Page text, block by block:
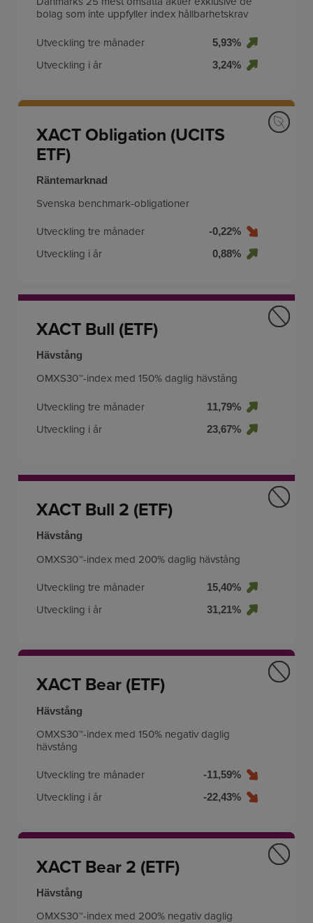
bolag som inte uppfyller index hållbarhetskrav
Utveckling tre månader
5,93%
Utveckling i år 3,24%
XACT Obligation (UCITS
ETF)
Räntemarknad
Svenska benchmark-obligationer
Utveckling tre månader
-0,22%
Utveckling i år 0,88%
XACT Bull (ETF)
Hävstång
OMXS30™-index med 150% daglig hävstång
Utveckling tre månader
11,79%
Utveckling i år 23,67%
XACT Bull 2 (ETF)
Hävstång
OMXS30™-index med 200% daglig hävstång
Utveckling tre månader
15,40%
Utveckling i år 31,21%
XACT Bear (ETF)
Hävstång
OMXS30™-index med 150% negativ daglig
hävstång
Utveckling tre månader
-11,59%
Utveckling i år -22,43%
XACT Bear 2 (ETF)
Hävstång
OMXS30™-index med 200% negativ daglig